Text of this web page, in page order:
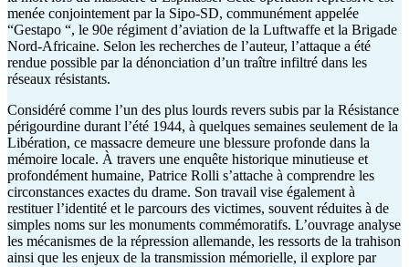
menée conjointement par la Sipo-SD, communément appelée
“Gestapo “, le 90e régiment d’aviation de la Luftwaffe et la Brigade
Nord-Africaine. Selon les recherches de l’auteur, l’attaque a été
rendue possible par la dénonciation d’un traître infiltré dans les
réseaux résistants.
Considéré comme l’un des plus lourds revers subis par la Résistance
périgourdine durant l’été 1944, à quelques semaines seulement de la
Libération, ce massacre demeure une blessure profonde dans la
mémoire locale. À travers une enquête historique minutieuse et
profondément humaine, Patrice Rolli s’attache à comprendre les
circonstances exactes du drame. Son travail vise également à
restituer l’identité et le parcours des victimes, souvent réduites à de
simples noms sur les monuments commémoratifs. L’ouvrage analyse
les mécanismes de la répression allemande, les ressorts de la trahison
ainsi que les enjeux de la transmission mémorielle, il explore par